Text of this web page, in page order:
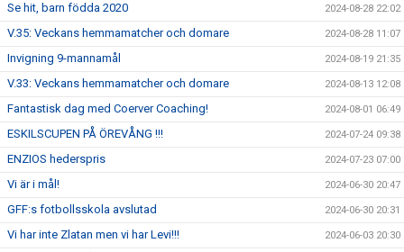
Se hit, barn födda 2020 2024-08-28 22:02
V.35: Veckans hemmamatcher och domare 2024-08-28 11:07
Invigning 9-mannamål 2024-08-19 21:35
V.33: Veckans hemmamatcher och domare 2024-08-13 12:08
Fantastisk dag med Coerver Coaching! 2024-08-01 06:49
ESKILSCUPEN PÅ ÖREVÅNG !!! 2024-07-24 09:38
ENZIOS hederspris 2024-07-23 07:00
Vi är i mål! 2024-06-30 20:47
GFF:s fotbollsskola avslutad 2024-06-30 20:31
Vi har inte Zlatan men vi har Levi!!! 2024-06-03 20:30